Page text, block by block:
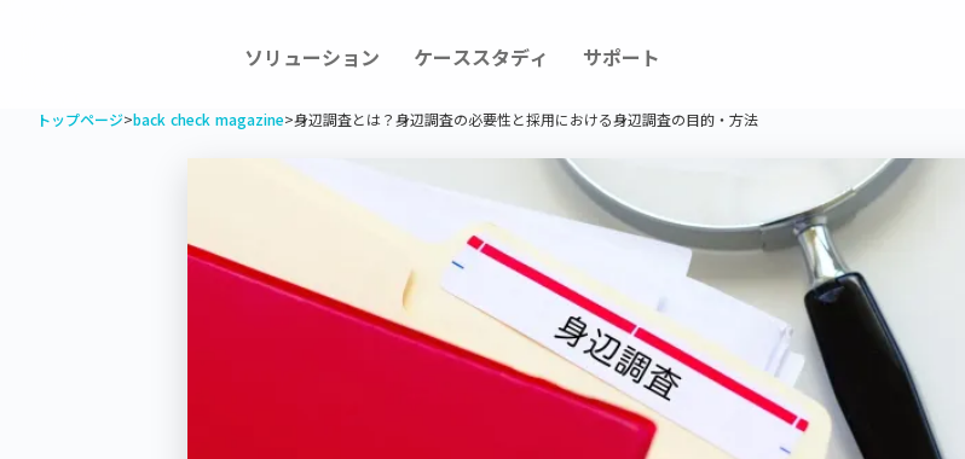
ソリューション ケーススタディ サポート
トップページ>back check magazine>身辺調査とは？身辺調査の必要性と採用における身辺調査の目的・方法